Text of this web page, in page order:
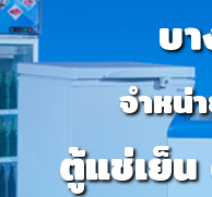
บ
จำหน่
ตู้แช่เย็